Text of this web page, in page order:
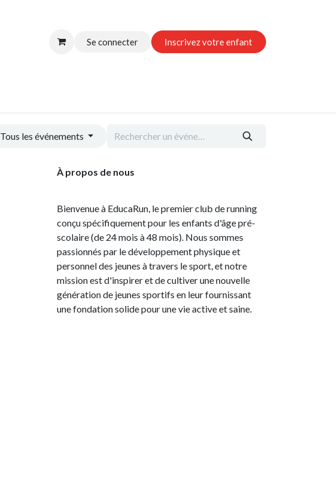
Se connecter Inscrivez votre enfant
Tous les événements
À propos de nous
Bienvenue à EducaRun, le premier club de running
conçu spécifiquement pour les enfants d'âge pré-
scolaire (de 24 mois à 48 mois). Nous sommes
passionnés par le développement physique et
personnel des jeunes à travers le sport, et notre
mission est d'inspirer et de cultiver une nouvelle
génération de jeunes sportifs en leur fournissant
une fondation solide pour une vie active et saine.